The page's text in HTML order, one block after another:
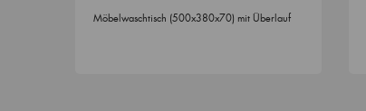
Möbelwaschtisch (500x380x70) mit Überlauf